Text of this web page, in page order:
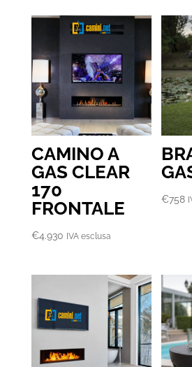
a
CAMINO A
GAS CLEAR
170
FRONTALE
€4.930 IVA esclusa
€758